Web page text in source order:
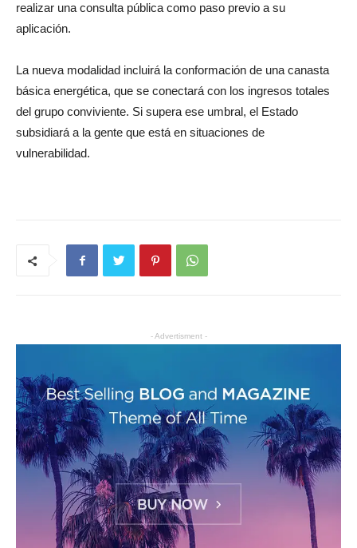
realizar una consulta pública como paso previo a su
aplicación.
La nueva modalidad incluirá la conformación de una canasta
básica energética, que se conectará con los ingresos totales
del grupo conviviente. Si supera ese umbral, el Estado
subsidiará a la gente que está en situaciones de
vulnerabilidad.
- Advertisment -